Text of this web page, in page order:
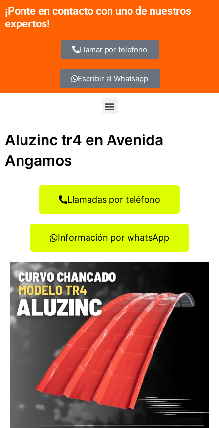
contenido
¡Ponte en contacto con uno de nuestros
expertos!
Llamar por telefono
Escribir al Whatsapp
Menu
Aluzinc tr4 en Avenida
Angamos
Llamadas por teléfono
Información por whatsApp